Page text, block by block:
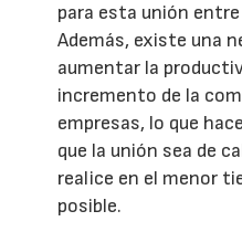
para esta unión
Además, existe una
aumentar la
incremento de la
empresas, lo que
que la unión sea de
realice en el menor
posible.